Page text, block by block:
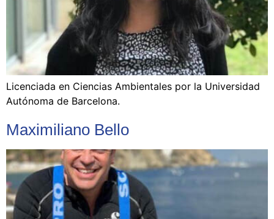
Licenciada en Ciencias Ambientales por la Universidad
Autónoma de Barcelona.
Maximiliano Bello